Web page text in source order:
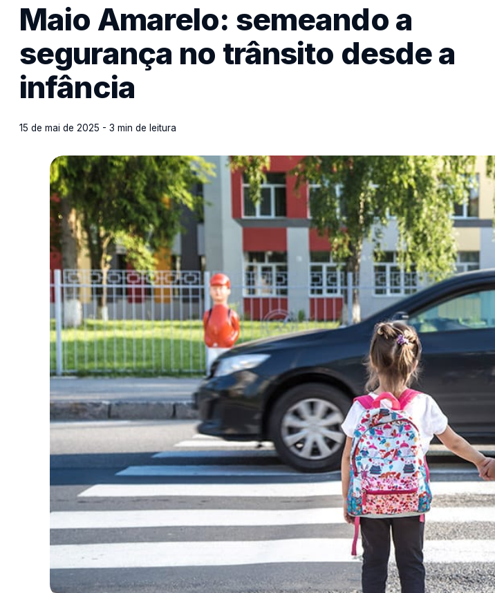
Maio Amarelo: semeando a
segurança no trânsito desde a
infância
15 de mai de 2025 - 3 min de leitura